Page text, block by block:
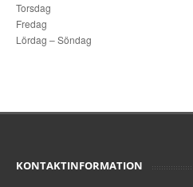
Torsdag
Fredag
Lördag – Söndag
KONTAKTINFORMATION